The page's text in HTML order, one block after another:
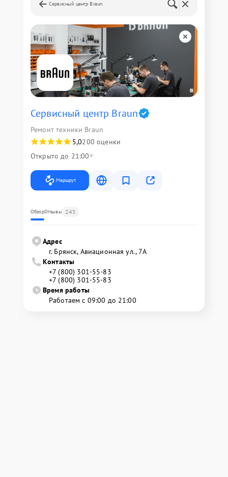
Сервисный центр Braun
Сервисный центр Braun
Ремонт техники Braun
5,0200 оценки
Открыто до 21:00
Маршрут
ОбзорОтзывы 245
Адрес
г. Брянск, Авиационная ул., 7А
Контакты
+7 (800) 301-55-83
+7 (800) 301-55-83
Время работы
Работаем с 09:00 до 21:00